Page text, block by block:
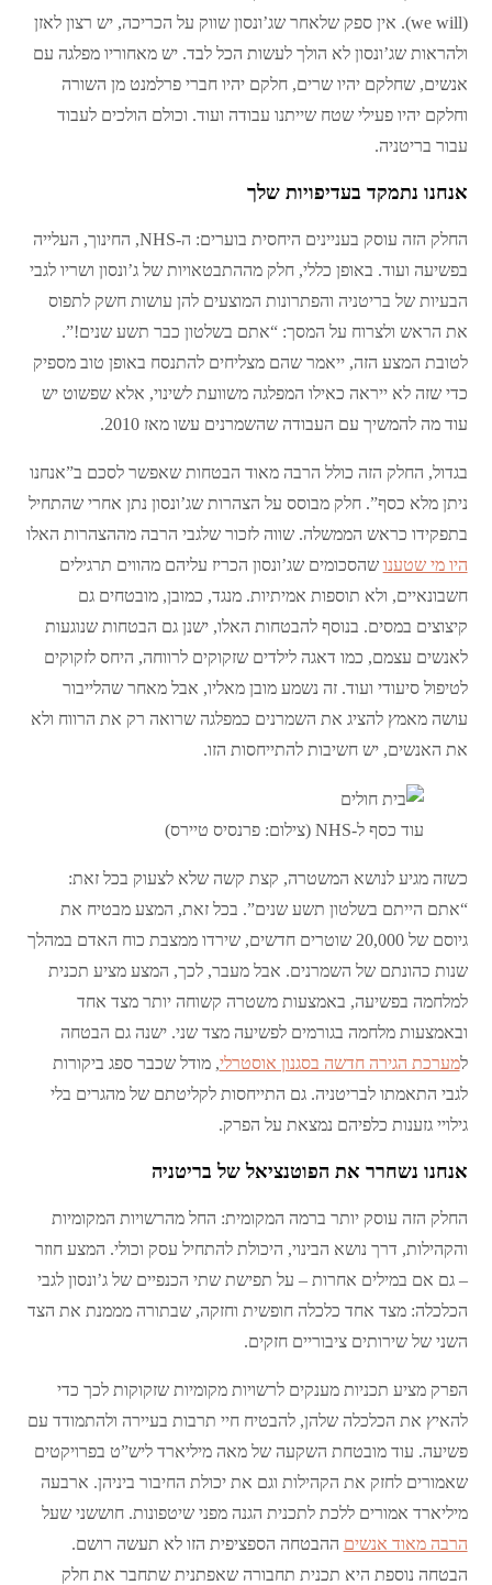
(we will). אין ספק שלאחר שג’ונסון שווק על הכריכה, יש רצון לאזן
ולהראות שג’ונסון לא הולך לעשות הכל לבד. יש מאחוריו מפלגה עם
אנשים, שחלקם יהיו שרים, חלקם יהיו חברי פרלמנט מן השורה
וחלקם יהיו פעילי שטח שייתנו עבודה ועוד. וכולם הולכים לעבוד
עבור בריטניה.
אנחנו נתמקד בעדיפויות שלך
החלק הזה עוסק בעניינים היחסית בוערים: ה-NHS, החינוך, העלייה
בפשיעה ועוד. באופן כללי, חלק מההתבטאויות של ג’ונסון ושריו לגבי
הבעיות של בריטניה והפתרונות המוצעים להן עושות חשק לתפוס
את הראש ולצרוח על המסך: “אתם בשלטון כבר תשע שנים!”.
לטובת המצע הזה, ייאמר שהם מצליחים להתנסח באופן טוב מספיק
כדי שזה לא ייראה כאילו המפלגה משוועת לשינוי, אלא שפשוט יש
עוד מה להמשיך עם העבודה שהשמרנים עשו מאז 2010.
בגדול, החלק הזה כולל הרבה מאוד הבטחות שאפשר לסכם ב”אנחנו
ניתן מלא כסף”. חלק מבוסס על הצהרות שג’ונסון נתן אחרי שהתחיל
בתפקידו כראש הממשלה. שווה לזכור שלגבי הרבה מההצהרות האלו
היו מי שטענו שהסכומים שג’ונסון הכריז עליהם מהווים תרגילים
חשבונאיים, ולא תוספות אמיתיות. מנגד, כמובן, מובטחים גם
קיצוצים במסים. בנוסף להבטחות האלו, ישנן גם הבטחות שנוגעות
לאנשים עצמם, כמו דאגה לילדים שזקוקים לרווחה, היחס לזקוקים
לטיפול סיעודי ועוד. זה נשמע מובן מאליו, אבל מאחר שהלייבור
עושה מאמץ להציג את השמרנים כמפלגה שרואה רק את הרווח ולא
את האנשים, יש חשיבות להתייחסות הזו.
עוד כסף ל-NHS (צילום: פרנסיס טיירס)
כשזה מגיע לנושא המשטרה, קצת קשה שלא לצעוק בכל זאת:
“אתם הייתם בשלטון תשע שנים”. בכל זאת, המצע מבטיח את
גיוסם של 20,000 שוטרים חדשים, שירדו ממצבת כוח האדם במהלך
שנות כהונתם של השמרנים. אבל מעבר, לכך, המצע מציע תכנית
למלחמה בפשיעה, באמצעות משטרה קשוחה יותר מצד אחד
ובאמצעות מלחמה בגורמים לפשיעה מצד שני. ישנה גם הבטחה
למערכת הגירה חדשה בסגנון אוסטרלי, מודל שכבר ספג ביקורות
לגבי התאמתו לבריטניה. גם התייחסות לקליטתם של מהגרים בלי
גילויי גזענות כלפיהם נמצאת על הפרק.
אנחנו נשחרר את הפוטנציאל של בריטניה
החלק הזה עוסק יותר ברמה המקומית: החל מהרשויות המקומיות
והקהילות, דרך נושא הבינוי, היכולת להתחיל עסק וכולי. המצע חוזר
– גם אם במילים אחרות – על תפישת שתי הכנפיים של ג’ונסון לגבי
הכלכלה: מצד אחד כלכלה חופשית וחזקה, שבתורה מממנת את הצד
השני של שירותים ציבוריים חזקים.
הפרק מציע תכניות מענקים לרשויות מקומיות שזקוקות לכך כדי
להאיץ את הכלכלה שלהן, להבטיח חיי תרבות בעיירה ולהתמודד עם
פשיעה. עוד מובטחת השקעה של מאה מיליארד ליש”ט בפרויקטים
שאמורים לחזק את הקהילות וגם את יכולת החיבור ביניהן. ארבעה
מיליארד אמורים ללכת לתכנית הגנה מפני שיטפונות. חוששני שעל
הרבה מאוד אנשים ההבטחה הספציפית הזו לא תעשה רושם.
הבטחה נוספת היא תכנית תחבורה שאפתנית שתחבר את חלק